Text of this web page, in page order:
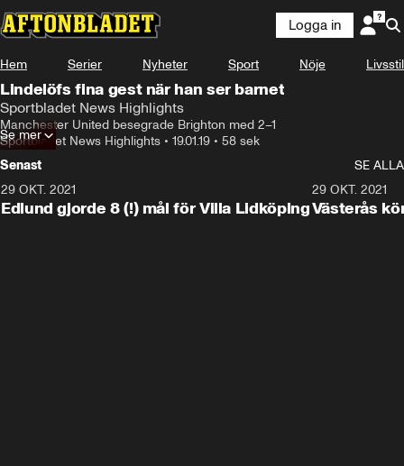
Logga in
Hem Serier Nyheter Sport Nöje Livsstil
Lindelöfs fina gest när han ser barnet
Sportbladet News Highlights
Manchester United besegrade Brighton med 2–1
Sportbladet News Highlights • 19.01.19 • 58 sek
Se mer
Senast
SE ALLA
29 OKT. 2021
Edlund gjorde 8 (!) mål för Villa Lidköping
29 OKT. 2021
Västerås